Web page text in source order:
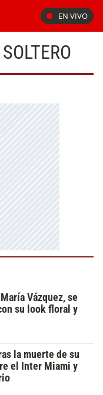
EN VIVO
Vázquez, se
su look floral y
la muerte de su
el Inter Miami y